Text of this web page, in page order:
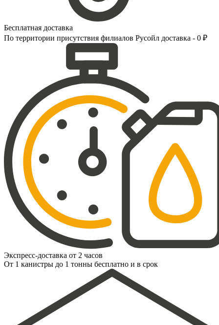
Бесплатная доставка
По территории присутствия филиалов Русойл доставка - 0 ₽
Экспресс-доставка от 2 часов
От 1 канистры до 1 тонны бесплатно и в срок